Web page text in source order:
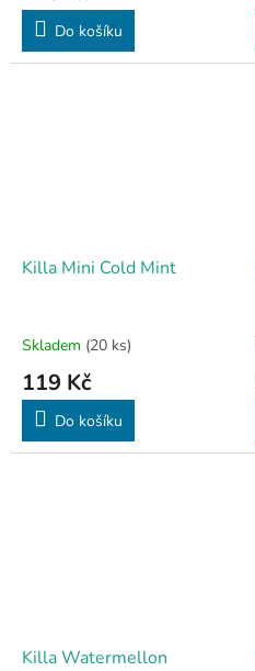
Do košíku
Killa Mini Cold Mint
Skladem (20 ks)
119 Kč
Do košíku
Killa Watermellon